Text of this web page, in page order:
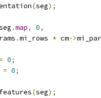
(seg);
.map, 0,
.mi_rows * cm->
= 0;
= 0;
(seg);